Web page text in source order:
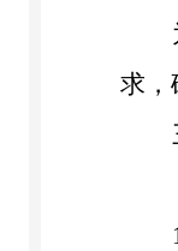
求，